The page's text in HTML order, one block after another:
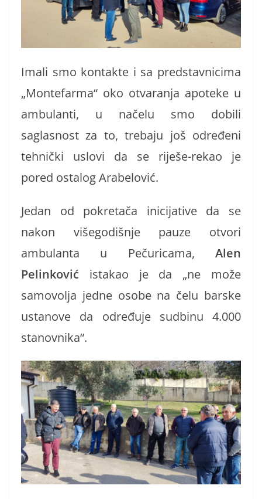
Imali smo kontakte i sa predstavnicima
„Montefarma“ oko otvaranja apoteke u
ambulanti, u načelu smo dobili
saglasnost za to, trebaju još određeni
tehnički uslovi da se riješe-rekao je
pored ostalog Arabelović.
Jedan od pokretača inicijative da se
nakon višegodišnje pauze otvori
ambulanta u Pečuricama, Alen
Pelinković istakao je da „ne može
samovolja jedne osobe na čelu barske
ustanove da određuje sudbinu 4.000
stanovnika“.